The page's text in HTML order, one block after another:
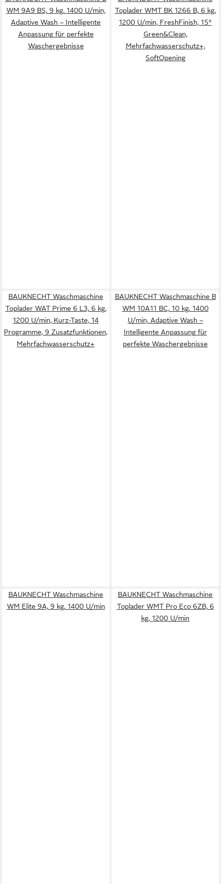
WM 9A9 BS, 9 kg, 1400 U/min,
Adaptive Wash – Intelligente
Anpassung für perfekte
Waschergebnisse
Toplader WMT BK 1266 B, 6 kg,
1200 U/min, FreshFinish, 15°
Green&Clean,
Mehrfachwasserschutz+,
SoftOpening
BAUKNECHT Waschmaschine
Toplader WAT Prime 6 L3, 6 kg,
1200 U/min, Kurz-Taste, 14
Programme, 9 Zusatzfunktionen,
Mehrfachwasserschutz+
BAUKNECHT Waschmaschine B
WM 10A11 BC, 10 kg, 1400
U/min, Adaptive Wash –
Intelligente Anpassung für
perfekte Waschergebnisse
BAUKNECHT Waschmaschine
WM Elite 9A, 9 kg, 1400 U/min
BAUKNECHT Waschmaschine
Toplader WMT Pro Eco 6ZB, 6
kg, 1200 U/min